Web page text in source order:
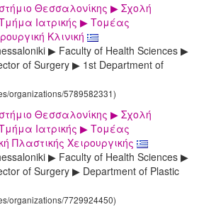
Θεσσαλονίκης ▶ Σχολή
Ιατρικής ▶ Τομέας
Κλινική
▶ Faculty of Health Sciences ▶
of Surgery ▶ 1st Department of
organizations/5789582331)
Θεσσαλονίκης ▶ Σχολή
Ιατρικής ▶ Τομέας
Πλαστικής Χειρουργικής
▶ Faculty of Health Sciences ▶
of Surgery ▶ Department of Plastic
organizations/7729924450)